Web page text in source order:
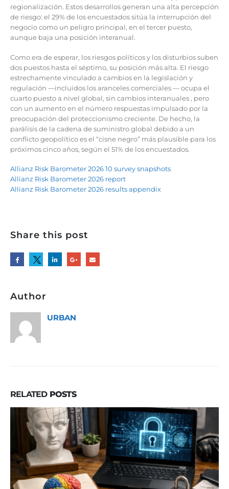
regionalización. Estos desarrollos generan una alta percepción
de riesgo: el 29% de los encuestados sitúa la interrupción del
negocio como un peligro principal, en el tercer puesto,
aunque baja una posición interanual.
Como era de esperar, los riesgos políticos y los disturbios suben
dos puestos hasta el séptimo, su posición más alta. El riesgo
estrechamente vinculado a cambios en la legislación y
regulación —incluidos los aranceles comerciales — ocupa el
cuarto puesto a nivel global, sin cambios interanuales , pero
con un aumento en el número respuestas impulsado por la
preocupación del proteccionismo creciente. De hecho, la
parálisis de la cadena de suministro global debido a un
conflicto geopolítico es el “cisne negro” más plausible para los
próximos cinco años, según el 51% de los encuestados.
Allianz Risk Barometer 2026 10 survey snapshots
Allianz Risk Barometer 2026 report
Allianz Risk Barometer 2026 results appendix
Share this post
Author
URBAN
RELATED POSTS